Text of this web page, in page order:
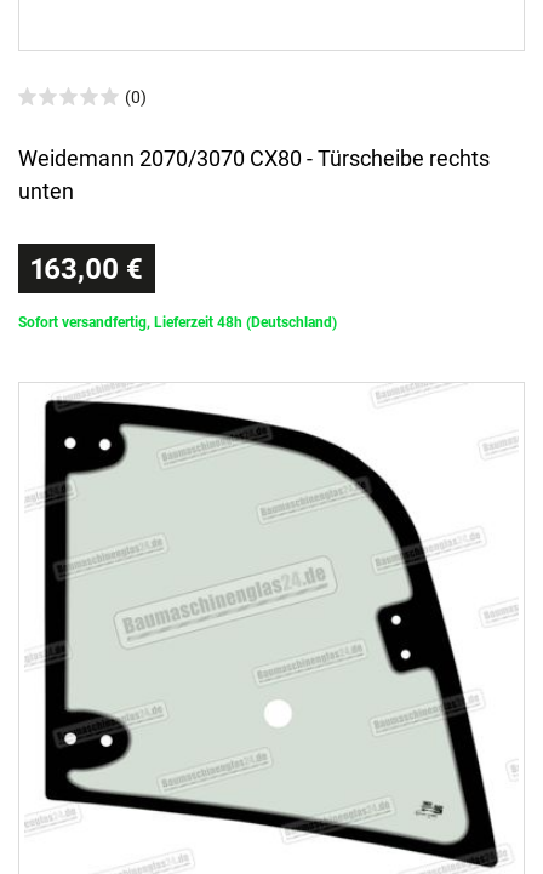
(0)
Weidemann 2070/3070 CX80 - Türscheibe rechts
unten
163,00 €
Sofort versandfertig, Lieferzeit 48h (Deutschland)